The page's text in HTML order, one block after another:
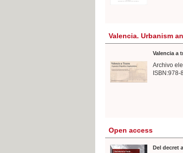
Valencia. Urbanism
Valencia a
Archivo
Open access
Del decret